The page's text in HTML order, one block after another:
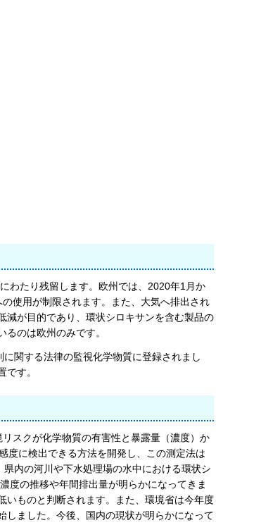
わたり残留します。欧州では、2020年1月か
使用が制限されます。また、大気へ排出され
減が目的であり、環状シロキサンを含む製品の
のは欧州のみです。
関する法律の監視化学物質に登録されまし
す。
スクが化学物質の有害性と暴露量（濃度）か
度に検出できる方法を開発し、この測定法は
内の河川や下水処理場の水中における環状シ
度の推移や年間排出量が明らかになってきま
いものと判断されます。また、環境省は今年度
ました。今後、国内の現状が明らかになって